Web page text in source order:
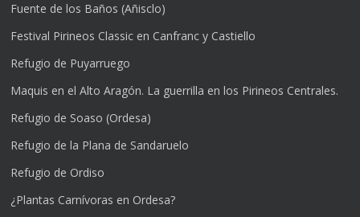
Fuente de los Baños (Añisclo)
Festival Pirineos Classic en Canfranc y Castiello
Refugio de Puyarruego
Maquis en el Alto Aragón. La guerrilla en los Pirineos Centrales.
Refugio de Soaso (Ordesa)
Refugio de la Plana de Sandaruelo
Refugio de Ordiso
¿Plantas Carnívoras en Ordesa?